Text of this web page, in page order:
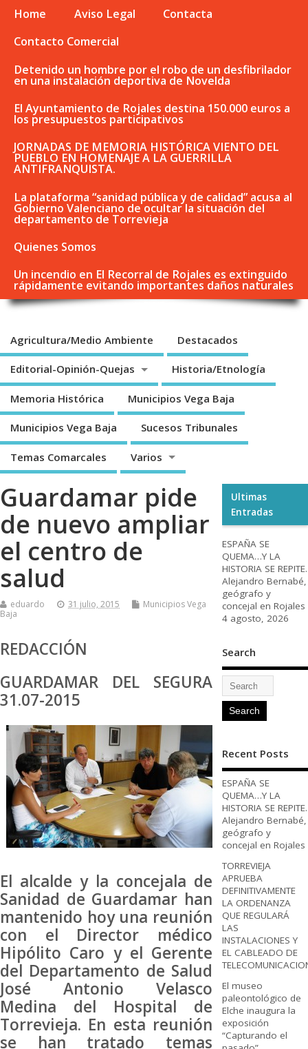
Home Aviso Legal
Contacta
Contacto Comercial
Detenido un hombre por el robo de un desfibrilador
en una instalación deportiva de Novelda
El Ayuntamiento de Rojales destina 150.000 euros a
los presupuestos participativos
JORNADAS DE MEMORIA HISTÓRICA VIENTO DEL
PUEBLO EN HOMENAJE A LA GUERRILLA
ANTIFRANQUISTA.
La plataforma “sanidad pública y de calidad” acusa al
Gobierno Valenciano de ocultar la situación del
departamento de Torrevieja
Quienes Somos
Un incendio en El Recorral de Rojales es extinguido
rápidamente evitando importantes daños naturales
Agricultura/Medio Ambiente Destacados
Editorial-Opinión-Quejas Historia/Etnología
Memoria Histórica Municipios Vega Baja
Municipios Vega Baja Sucesos Tribunales
Temas Comarcales Varios
Guardamar pide
de nuevo ampliar
el centro de
salud
eduardo 31 julio, 2015
Municipios Vega
Baja
REDACCIÓN
GUARDAMAR DEL SEGURA
31.07-2015
El alcalde y la concejala de
Sanidad de Guardamar han
mantenido hoy una reunión
con el Director médico
Hipólito Caro y el Gerente
del Departamento de Salud
José Antonio Velasco
Medina del Hospital de
Torrevieja. En esta reunión
se han tratado temas
Ultimas
Entradas
ESPAÑA SE
QUEMA…Y LA
HISTORIA SE REPITE.
Alejandro Bernabé,
geógrafo y
concejal en Rojales
4 agosto, 2026
Search
Recent Posts
ESPAÑA SE
QUEMA…Y LA
HISTORIA SE REPITE.
Alejandro Bernabé,
geógrafo y
concejal en Rojales
TORREVIEJA
APRUEBA
DEFINITIVAMENTE
LA ORDENANZA
QUE REGULARÁ
LAS
INSTALACIONES Y
EL CABLEADO DE
El museo
paleontológico de
Elche inaugura la
exposición
“Capturando el